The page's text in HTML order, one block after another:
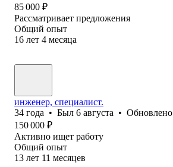
85 000 ₽
Рассматривает предложения
Общий опыт
16 лет 4 месяца
инженер, специалист.
34 года • Был 6 августа • Обновлено
150 000 ₽
Активно ищет работу
Общий опыт
13 лет 11 месяцев